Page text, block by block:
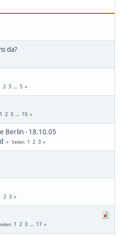
da?
2 3 ... 5
1 2 3 ... 10
Berlin - 18.10.05
Seiten 1 2 3
2 3
1 2 3 ... 17